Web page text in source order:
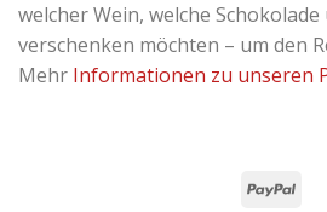
welcher Wein, welche Schokolade
verschenken möchten – um den
Mehr Informationen zu unseren